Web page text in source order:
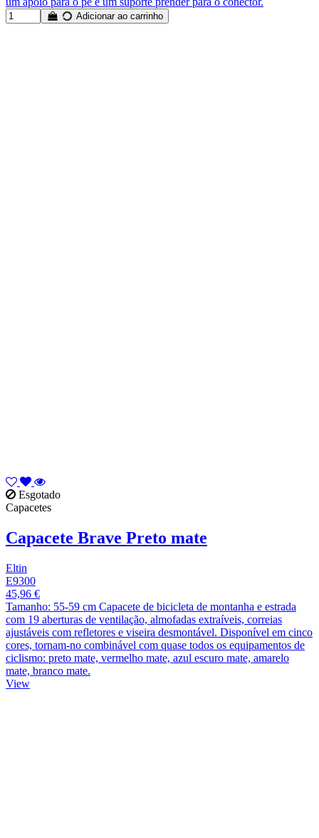
Adicionar ao carrinho
Esgotado
Capacetes
Capacete Brave Preto mate
Eltin
E9300
45,96 €
Tamanho: 55-59 cm Capacete de bicicleta de montanha e estrada
com 19 aberturas de ventilação, almofadas extraíveis, correias
ajustáveis com refletores e viseira desmontável. Disponível em cinco
cores, tornam-no combinável com quase todos os equipamentos de
ciclismo: preto mate, vermelho mate, azul escuro mate, amarelo
mate, branco mate.
View